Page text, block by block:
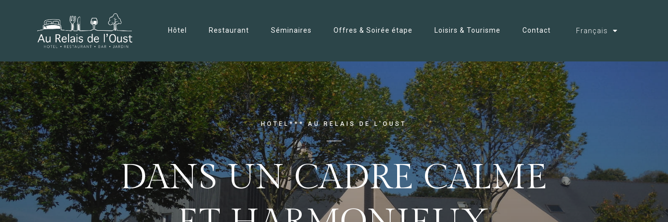
Hôtel Restaurant Séminaires Offres & Soirée étape Loisirs & Tourisme Contact Français
DANS UN CADRE CALME
HOTEL*** AU RELAIS DE L'OUST